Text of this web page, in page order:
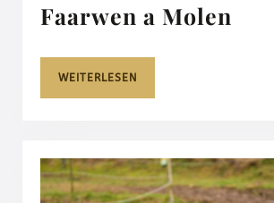
Faarwen a Molen
WEITERLESEN